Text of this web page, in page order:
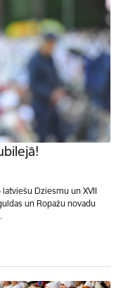
Dziesmu un XVII
un Ropažu novadu